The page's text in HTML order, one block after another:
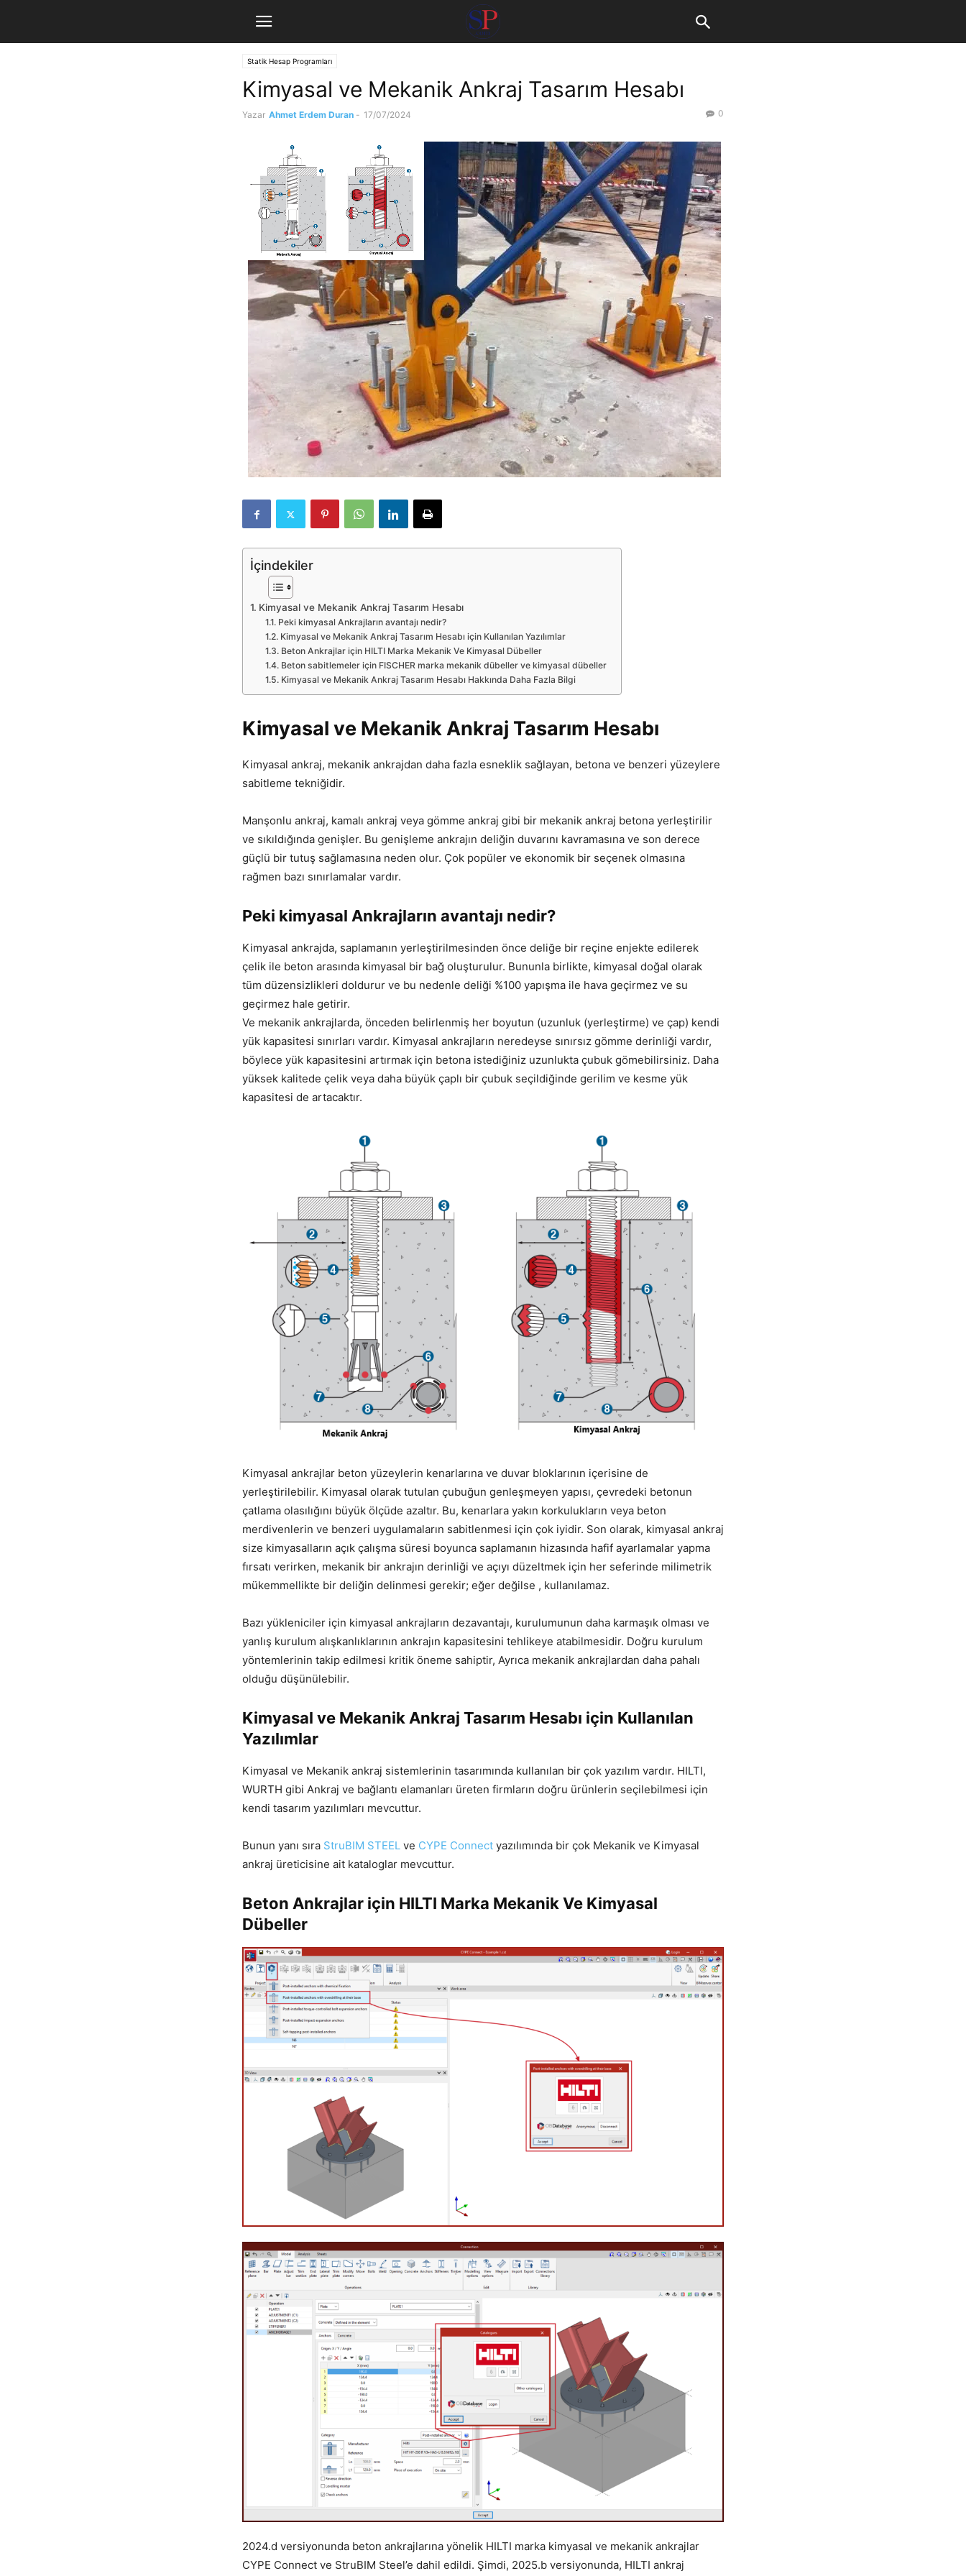
Statik Hesap Programları
Kimyasal ve Mekanik Ankraj Tasarım Hesabı
Yazar Ahmet Erdem Duran - 17/07/2024 0
İçindekiler
Kimyasal ve Mekanik Ankraj Tasarım Hesabı
Peki kimyasal Ankrajların avantajı nedir?
Kimyasal ve Mekanik Ankraj Tasarım Hesabı için Kullanılan Yazılımlar
Beton Ankrajlar için HILTI Marka Mekanik Ve Kimyasal Dübeller
Beton sabitlemeler için FISCHER marka mekanik dübeller ve kimyasal dübeller
Kimyasal ve Mekanik Ankraj Tasarım Hesabı Hakkında Daha Fazla Bilgi
Kimyasal ve Mekanik Ankraj Tasarım Hesabı
Kimyasal ankraj, mekanik ankrajdan daha fazla esneklik sağlayan, betona ve benzeri yüzeylere
sabitleme tekniğidir.
Manşonlu ankraj, kamalı ankraj veya gömme ankraj gibi bir mekanik ankraj betona yerleştirilir
ve sıkıldığında genişler. Bu genişleme ankrajın deliğin duvarını kavramasına ve son derece
güçlü bir tutuş sağlamasına neden olur. Çok popüler ve ekonomik bir seçenek olmasına
rağmen bazı sınırlamalar vardır.
Peki kimyasal Ankrajların avantajı nedir?
Kimyasal ankrajda, saplamanın yerleştirilmesinden önce deliğe bir reçine enjekte edilerek
çelik ile beton arasında kimyasal bir bağ oluşturulur. Bununla birlikte, kimyasal doğal olarak
tüm düzensizlikleri doldurur ve bu nedenle deliği %100 yapışma ile hava geçirmez ve su
geçirmez hale getirir.
Ve mekanik ankrajlarda, önceden belirlenmiş her boyutun (uzunluk (yerleştirme) ve çap) kendi
yük kapasitesi sınırları vardır. Kimyasal ankrajların neredeyse sınırsız gömme derinliği vardır,
böylece yük kapasitesini artırmak için betona istediğiniz uzunlukta çubuk gömebilirsiniz. Daha
yüksek kalitede çelik veya daha büyük çaplı bir çubuk seçildiğinde gerilim ve kesme yük
kapasitesi de artacaktır.
Kimyasal ankrajlar beton yüzeylerin kenarlarına ve duvar bloklarının içerisine de
yerleştirilebilir. Kimyasal olarak tutulan çubuğun genleşmeyen yapısı, çevredeki betonun
çatlama olasılığını büyük ölçüde azaltır. Bu, kenarlara yakın korkulukların veya beton
merdivenlerin ve benzeri uygulamaların sabitlenmesi için çok iyidir. Son olarak, kimyasal ankraj
size kimyasalların açık çalışma süresi boyunca saplamanın hizasında hafif ayarlamalar yapma
fırsatı verirken, mekanik bir ankrajın derinliği ve açıyı düzeltmek için her seferinde milimetrik
mükemmellikte bir deliğin delinmesi gerekir; eğer değilse , kullanılamaz.
Bazı yükleniciler için kimyasal ankrajların dezavantajı, kurulumunun daha karmaşık olması ve
yanlış kurulum alışkanlıklarının ankrajın kapasitesini tehlikeye atabilmesidir. Doğru kurulum
yöntemlerinin takip edilmesi kritik öneme sahiptir, Ayrıca mekanik ankrajlardan daha pahalı
olduğu düşünülebilir.
Kimyasal ve Mekanik Ankraj Tasarım Hesabı için Kullanılan
Yazılımlar
Kimyasal ve Mekanik ankraj sistemlerinin tasarımında kullanılan bir çok yazılım vardır. HILTI,
WURTH gibi Ankraj ve bağlantı elamanları üreten firmların doğru ürünlerin seçilebilmesi için
kendi tasarım yazılımları mevcuttur.
Bunun yanı sıra StruBIM STEEL ve CYPE Connect yazılımında bir çok Mekanik ve Kimyasal
ankraj üreticisine ait kataloglar mevcuttur.
Beton Ankrajlar için HILTI Marka Mekanik Ve Kimyasal
Dübeller
2024.d versiyonunda beton ankrajlarına yönelik HILTI marka kimyasal ve mekanik ankrajlar
CYPE Connect ve StruBIM Steel’e dahil edildi. Şimdi, 2025.b versiyonunda, HILTI ankraj